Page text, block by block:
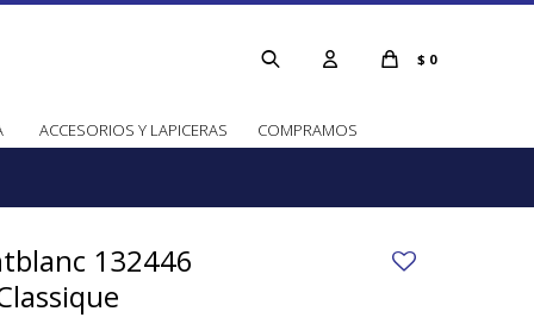
ACCESORIOS Y LAPICERAS COMPRAMOS
$ 0
132446